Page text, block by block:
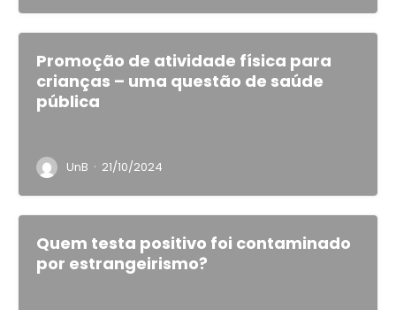
Promoção de atividade física para
crianças – uma questão de saúde
pública
UnB · 21/10/2024
Quem testa positivo foi contaminado
por estrangeirismo?